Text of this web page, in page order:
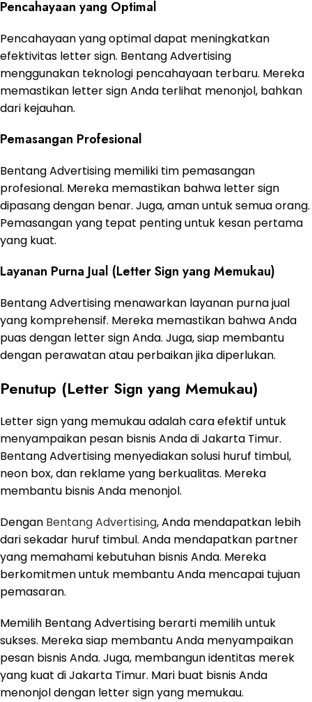
Pencahayaan yang Optimal
Pencahayaan yang optimal dapat meningkatkan
efektivitas letter sign. Bentang Advertising
menggunakan teknologi pencahayaan terbaru. Mereka
memastikan letter sign Anda terlihat menonjol, bahkan
dari kejauhan.
Pemasangan Profesional
Bentang Advertising memiliki tim pemasangan
profesional. Mereka memastikan bahwa letter sign
dipasang dengan benar. Juga, aman untuk semua orang.
Pemasangan yang tepat penting untuk kesan pertama
yang kuat.
Layanan Purna Jual (Letter Sign yang Memukau)
Bentang Advertising menawarkan layanan purna jual
yang komprehensif. Mereka memastikan bahwa Anda
puas dengan letter sign Anda. Juga, siap membantu
dengan perawatan atau perbaikan jika diperlukan.
Penutup (Letter Sign yang Memukau)
Letter sign yang memukau adalah cara efektif untuk
menyampaikan pesan bisnis Anda di Jakarta Timur.
Bentang Advertising menyediakan solusi huruf timbul,
neon box, dan reklame yang berkualitas. Mereka
membantu bisnis Anda menonjol.
Dengan Bentang Advertising, Anda mendapatkan lebih
dari sekadar huruf timbul. Anda mendapatkan partner
yang memahami kebutuhan bisnis Anda. Mereka
berkomitmen untuk membantu Anda mencapai tujuan
pemasaran.
Memilih Bentang Advertising berarti memilih untuk
sukses. Mereka siap membantu Anda menyampaikan
pesan bisnis Anda. Juga, membangun identitas merek
yang kuat di Jakarta Timur. Mari buat bisnis Anda
menonjol dengan letter sign yang memukau.